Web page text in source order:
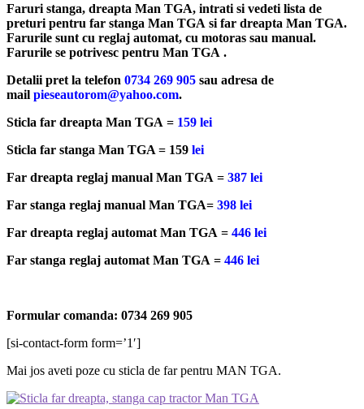
Faruri stanga, dreapta Man TGA, intrati si vedeti lista de
preturi pentru far stanga Man TGA si far dreapta Man TGA.
Farurile sunt cu reglaj automat, cu motoras sau manual.
Farurile se potrivesc pentru Man TGA .
Detalii pret la telefon 0734 269 905 sau adresa de
mail pieseautorom@yahoo.com.
Sticla far dreapta Man TGA = 159 lei
Sticla far stanga Man TGA = 159 lei
Far dreapta reglaj manual Man TGA = 387 lei
Far stanga reglaj manual Man TGA= 398 lei
Far dreapta reglaj automat Man TGA = 446 lei
Far stanga reglaj automat Man TGA = 446 lei
Formular comanda: 0734 269 905
[si-contact-form form=’1′]
Mai jos aveti poze cu sticla de far pentru MAN TGA.